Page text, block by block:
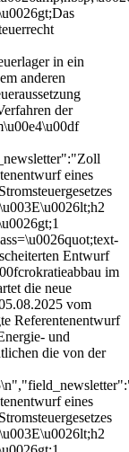
in ein
anderen
der
eines
Entwurf
im
die neue
vom
Referentenentwurf
und
die von der
eines